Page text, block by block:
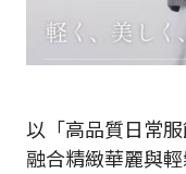
以「高品質日常
融合精緻華麗與